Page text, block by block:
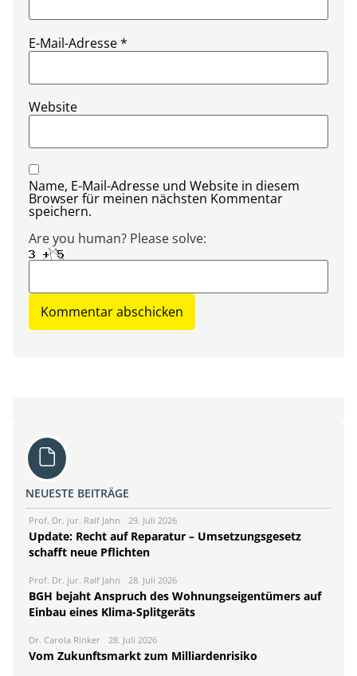
E-Mail-Adresse*
Website
Name, E-Mail-Adresse und Website in diesem
Browser für meinen nächsten Kommentar
speichern.
Are you human? Please solve:
NEUESTE BEITRÄGE
Prof. Dr. jur. Ralf Jahn 29. Juli 2026
Update: Recht auf Reparatur – Umsetzungsgesetz
schafft neue Pflichten
Prof. Dr. jur. Ralf Jahn 28. Juli 2026
BGH bejaht Anspruch des Wohnungseigentümers auf
Einbau eines Klima-Splitgeräts
Dr. Carola Rinker 28. Juli 2026
Vom Zukunftsmarkt zum Milliardenrisiko